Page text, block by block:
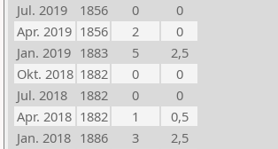
Jul. 2019
1856 0
0
Apr. 2019 1856 2
0
Jan. 2019 1883 5
2,5
Okt. 2018 1882 0
0
Jul. 2018
1882 0
0
Apr. 2018 1882 1
0,5
Jan. 2018 1886 3
2,5